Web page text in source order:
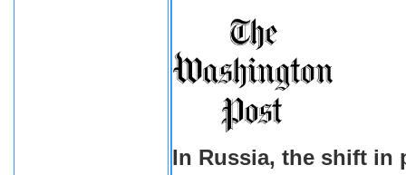
In Russia, the shift in